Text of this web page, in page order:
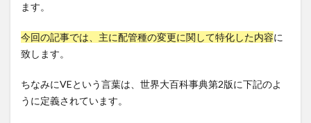
ます。
今回の記事では、主に配管種の変更に関して特化した内容に
致します。
ちなみにVEという言葉は、世界大百科事典第2版に下記のよ
うに定義されています。